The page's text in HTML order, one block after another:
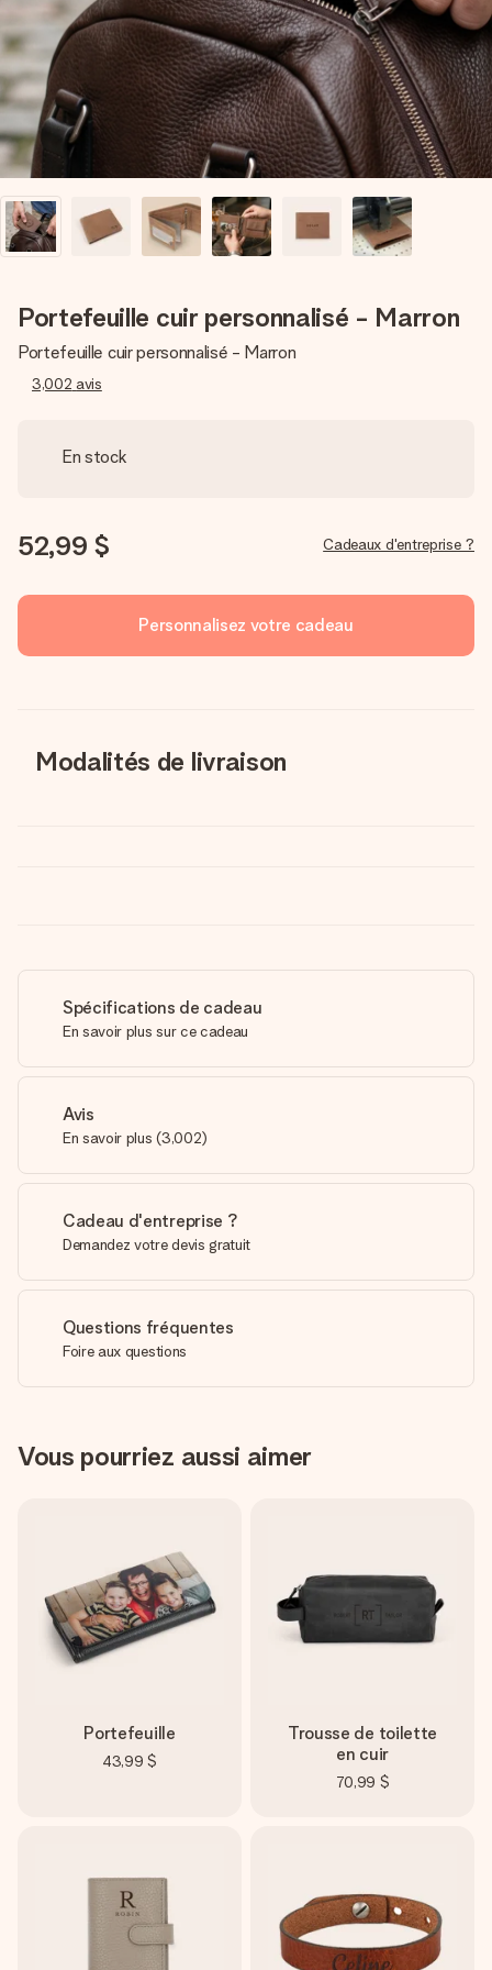
Créez quelque chose d’unique en quelques étapes – avec
son prénom, votre photo ou un message qui touche le cœur.
Sans complications, juste tout l’amour pour le moment idéal.
Portefeuille cuir personnalisé - Marron
Portefeuille cuir personnalisé - Marron
3,002 avis
En stock
52,99 $ Cadeaux d'entreprise ?
Personnalisez votre cadeau
Modalités de livraison
Spécifications de cadeau
En savoir plus sur ce cadeau
Avis
En savoir plus (3,002)
Cadeau d'entreprise ?
Demandez votre devis gratuit
Questions fréquentes
Foire aux questions
Vous pourriez aussi aimer
Portefeuille
43,99 $
Trousse de toilette
en cuir
70,99 $